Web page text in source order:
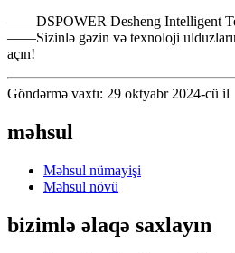
——DSPOWER Desheng Intelligent
——Sizinlə gəzin və texnoloji
açın!
Göndərmə vaxtı: 29 oktyabr 2024-cü il
məhsul
Məhsul nümayişi
Məhsul növü
bizimlə əlaqə saxlayın